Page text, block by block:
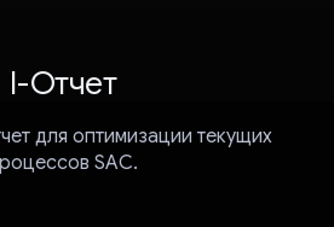
I-Отчет
для оптимизации текущих
SAC.